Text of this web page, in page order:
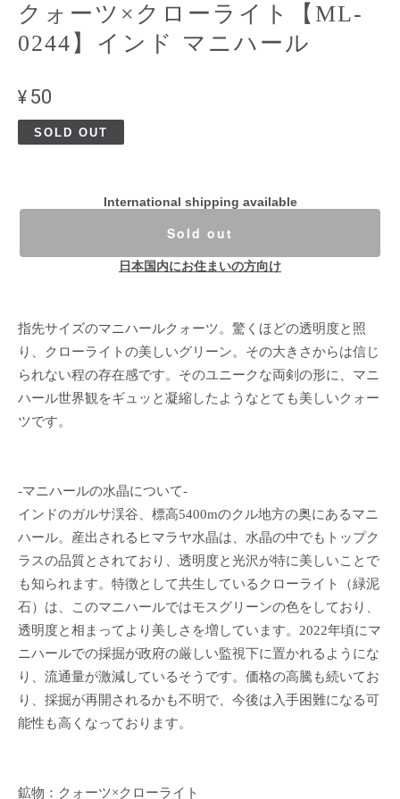
クォーツ×クローライト【ML-
0244】インド マニハール
¥50
SOLD OUT
International shipping available
Sold out
日本国内にお住まいの方向け
指先サイズのマニハールクォーツ。驚くほどの透明度と照
り、クローライトの美しいグリーン。その大きさからは信じ
られない程の存在感です。そのユニークな両剣の形に、マニ
ハール世界観をギュッと凝縮したようなとても美しいクォー
ツです。
-マニハールの水晶について-
インドのガルサ渓谷、標高5400mのクル地方の奥にあるマニ
ハール。産出されるヒマラヤ水晶は、水晶の中でもトップク
ラスの品質とされており、透明度と光沢が特に美しいことで
も知られます。特徴として共生しているクローライト（緑泥
石）は、このマニハールではモスグリーンの色をしており、
透明度と相まってより美しさを増しています。2022年頃にマ
ニハールでの採掘が政府の厳しい監視下に置かれるようにな
り、流通量が激減しているそうです。価格の高騰も続いてお
り、採掘が再開されるかも不明で、今後は入手困難になる可
能性も高くなっております。
鉱物：クォーツ×クローライト